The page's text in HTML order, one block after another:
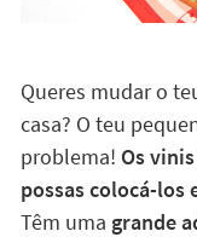
Queres mudar o
casa? O teu
problema! Os
possas colocá-los
Têm uma grande